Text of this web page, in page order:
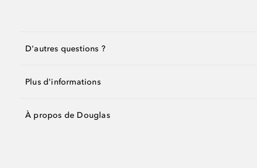
D'autres questions ?
Plus d'informations
À propos de Douglas